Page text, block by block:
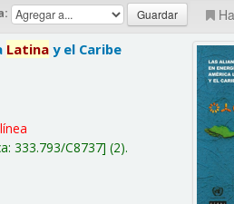
Latina y el Caribe
333.793/C8737 (2).